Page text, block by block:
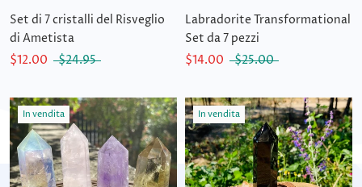
Set di 7 cristalli del Risveglio
di Ametista
$12.00
$24.95
Labradorite Transformational
Set da 7 pezzi
$14.00
$25.00
In vendita In vendita